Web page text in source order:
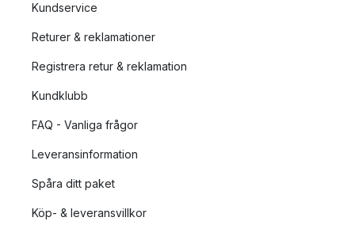
Kundservice
Returer & reklamationer
Registrera retur & reklamation
Kundklubb
FAQ - Vanliga frågor
Leveransinformation
Spåra ditt paket
Köp- & leveransvillkor